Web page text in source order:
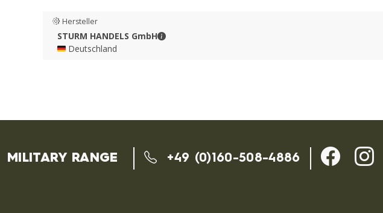
Hersteller
STURM HANDELS GmbH
STURM HANDELS GmbH - Kontaktdaten
🇩🇪 Deutschland
MILITARY RANGE +49 (0)160-508-4886